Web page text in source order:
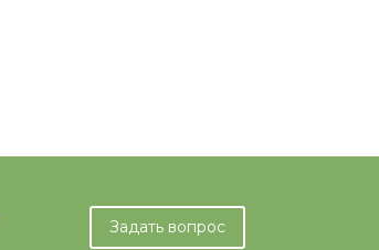
Задать вопрос